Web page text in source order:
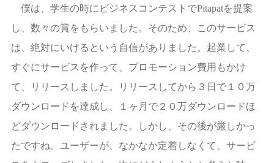
僕は、学生の時にビジネスコンテストでPitapatを提案
し、数々の賞をもらいました。そのため、このサービス
は、絶対にいけるという自信がありました。起業して、
すぐにサービスを作って、プロモーション費用もかけ
て、リリースしました。リリースしてから３日で１０万
ダウンロードを達成し、１ヶ月で２０万ダウンロードほ
どダウンロードされました。しかし、その後が厳しかっ
たですね。ユーザーが、なかなか定着しなくて、サービ